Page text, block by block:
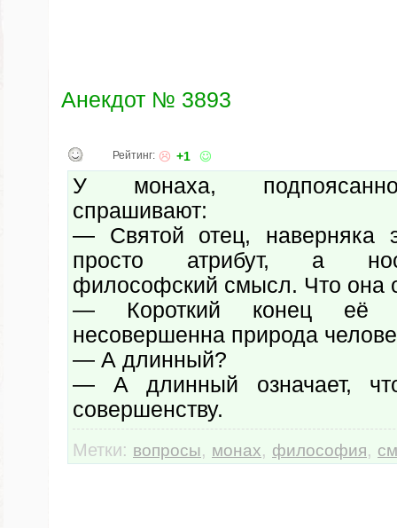
Анекдот № 3893
Рейтинг: +1
У монаха,
спрашивают:
— Святой отец, наверняка
просто атрибут, а
философский смысл. Что она
— Короткий конец её
несовершенна природа
— А длинный?
— А длинный означает,
совершенству.
Метки: вопросы, монах, философия,